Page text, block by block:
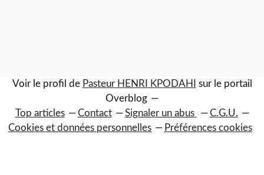
Voir le profil de Pasteur HENRI KPODAHI
sur le portail
Overblog
Top articles
Contact Signaler un abus
C.G.U.
Cookies et données personnelles
Préférences cookies